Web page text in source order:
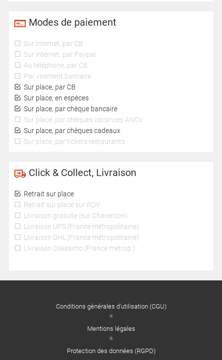
Modes de paiement
Sur internet, par CB
Sur internet, par Paypal
Au téléphone, par CB
Par virement bancaire
Sur place, par CB
Sur place, en espèces
Sur place, par chèque bancaire
Sur place, par chèques vacances ANCV
Sur place, par chèques cadeaux
Sur place, par tickets restaurants
Click & Collect, Livraison
Retrait sur place
Retrait sur place sur RDV
Livraison gratuite (sur Charenton)
Livraison UPS (France métropolitaine)
Livraison DHL (France métropolitaine)
Livraison Colissimo (France métrop.)
Conditions générales d'utilisation (CGU)
Mentions légales
Protection des données (RGPD)